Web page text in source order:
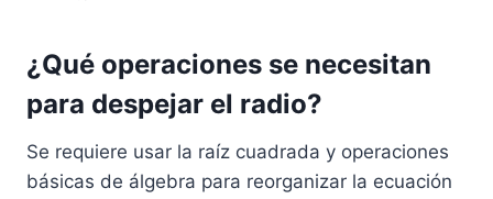
¿Qué operaciones se necesitan
para despejar el radio?
Se requiere usar la raíz cuadrada y operaciones
básicas de álgebra para reorganizar la ecuación